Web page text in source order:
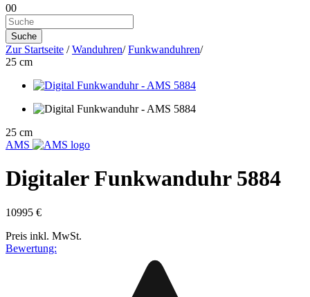
00
Suche
Zur Startseite / Wanduhren/ Funkwanduhren/
25 cm
25 cm
AMS
Digitaler Funkwanduhr 5884
10995 €
Preis inkl. MwSt.
Bewertung: